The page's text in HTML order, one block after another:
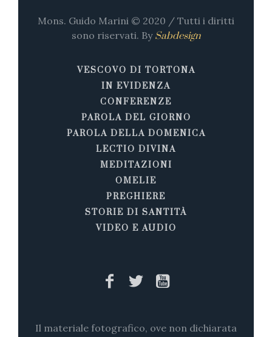
Mons. Guido Marini © 2020 / Tutti i diritti
sono riservati. By Sabdesign
VESCOVO DI TORTONA
IN EVIDENZA
CONFERENZE
PAROLA DEL GIORNO
PAROLA DELLA DOMENICA
LECTIO DIVINA
MEDITAZIONI
OMELIE
PREGHIERE
STORIE DI SANTITÀ
VIDEO E AUDIO
Il materiale fotografico, ove non dichiarata